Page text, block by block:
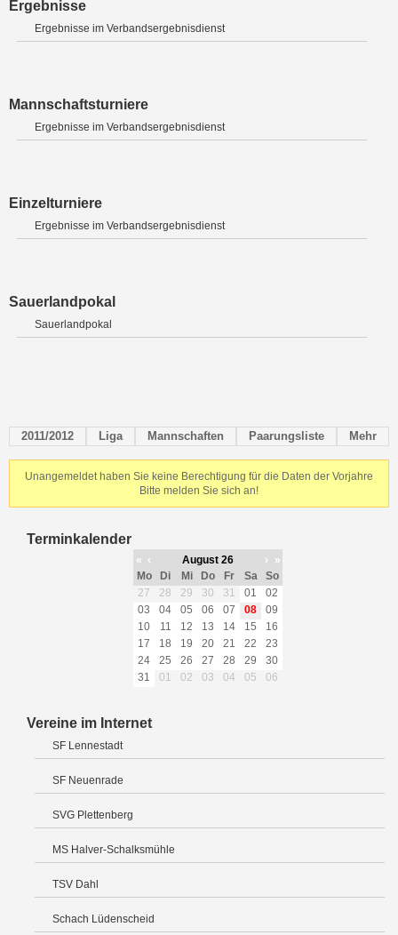
Ergebnisse
Ergebnisse im Verbandsergebnisdienst
Mannschaftsturniere
Ergebnisse im Verbandsergebnisdienst
Einzelturniere
Ergebnisse im Verbandsergebnisdienst
Sauerlandpokal
Sauerlandpokal
2011/2012 Liga Mannschaften Paarungsliste Mehr
Unangemeldet haben Sie keine Berechtigung für die Daten der Vorjahre
Bitte melden Sie sich an!
Terminkalender
« ‹ August 26 ›
»
Mo
Di Mi Do Fr Sa
So
27
28 29 30 31 01
02
03
04 05 06 07 08
09
10
11 12 13 14 15
16
17
18 19 20 21 22
23
24
25 26 27 28 29
30
31
01 02 03 04 05 06
Vereine im Internet
SF Lennestadt
SF Neuenrade
SVG Plettenberg
MS Halver-Schalksmühle
TSV Dahl
Schach Lüdenscheid